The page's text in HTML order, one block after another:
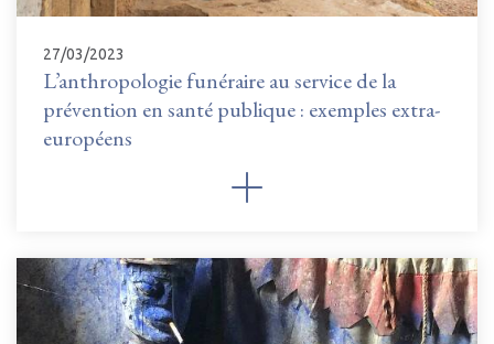
27/03/2023
L’anthropologie funéraire au service de la
prévention en santé publique : exemples extra-
européens